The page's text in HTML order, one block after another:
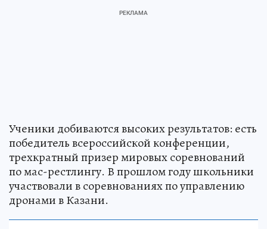
Ученики добиваются высоких результатов: есть
победитель всероссийской конференции,
трехкратный призер мировых соревнований
по мас-рестлингу. В прошлом году школьники
участвовали в соревнованиях по управлению
дронами в Казани.